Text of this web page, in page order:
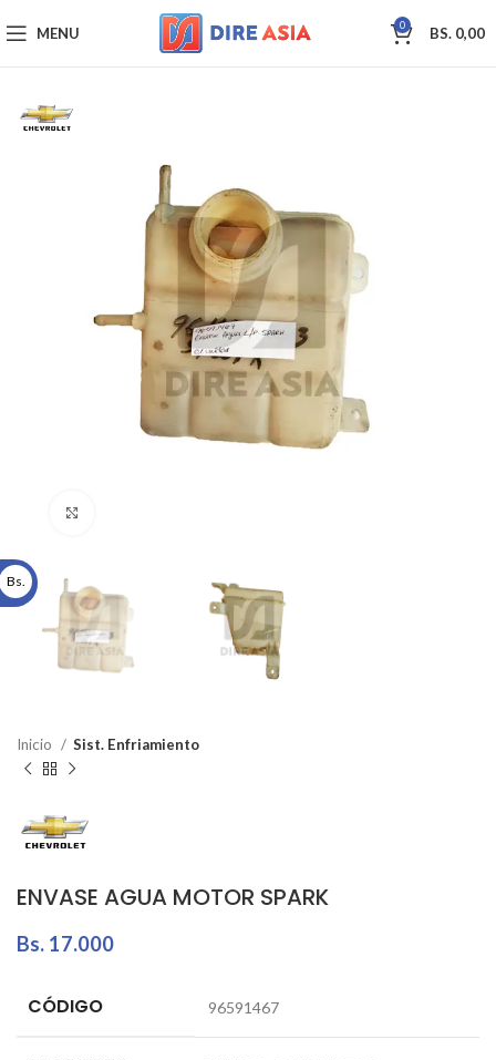
MENU 0 BS. 0,00
Inicio Sist. Enfriamiento
ENVASE AGUA MOTOR SPARK
Bs. 17.000
CÓDIGO 96591467
Bs.